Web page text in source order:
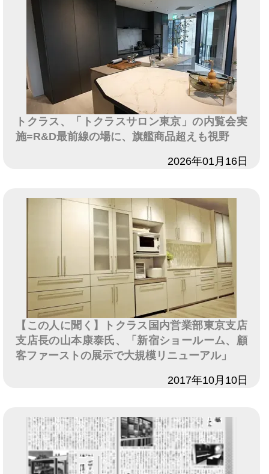
トクラス、「トクラスサロン東京」の内覧会実
施=R&D最前線の場に、旗艦商品超えも視野
2026年01月16日
【この人に聞く】トクラス国内営業部東京支店
支店長の山本康泰氏、「新宿ショールーム、顧
客ファーストの展示で大規模リニューアル」
2017年10月10日